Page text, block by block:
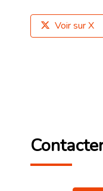
Voir sur X